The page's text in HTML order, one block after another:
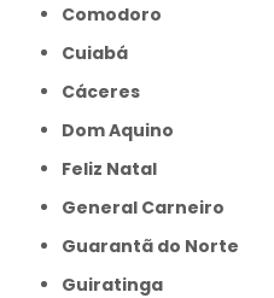
Comodoro
Cuiabá
Cáceres
Dom Aquino
Feliz Natal
General Carneiro
Guarantã do Norte
Guiratinga